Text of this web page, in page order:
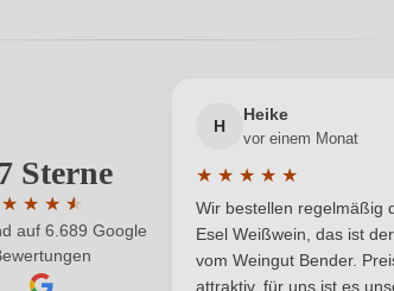
Sterne
★ ★ ★ ★
★
Bewertung von 4.7 von 5
auf 6.689 Google
H
Heike
vor einem Monat
★ ★ ★ ★ ★
Durchschnittliche
Wir bestellen regelmäßig
Esel Weißwein, das ist
vom Weingut Bender.
attraktiv, für uns ist es